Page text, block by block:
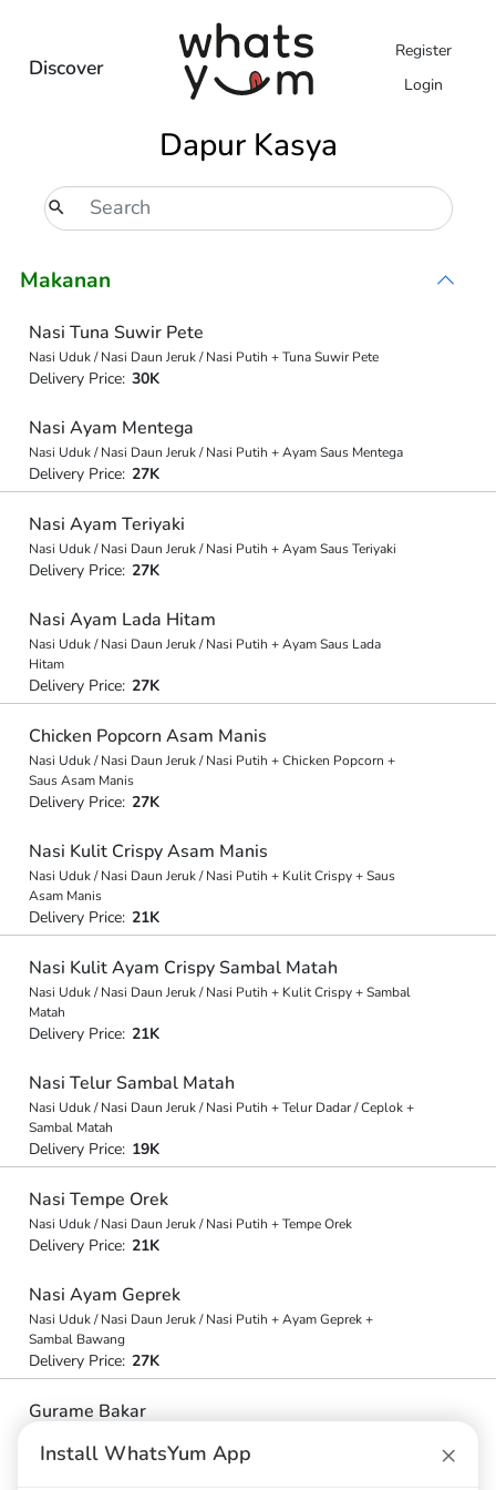
Discover
Register
Login
Dapur Kasya
Makanan
Nasi Tuna Suwir Pete
Nasi Uduk / Nasi Daun Jeruk / Nasi Putih + Tuna Suwir Pete
Delivery Price: 30K
Nasi Ayam Mentega
Nasi Uduk / Nasi Daun Jeruk / Nasi Putih + Ayam Saus Mentega
Delivery Price: 27K
Nasi Ayam Teriyaki
Nasi Uduk / Nasi Daun Jeruk / Nasi Putih + Ayam Saus Teriyaki
Delivery Price: 27K
Nasi Ayam Lada Hitam
Nasi Uduk / Nasi Daun Jeruk / Nasi Putih + Ayam Saus Lada
Hitam
Delivery Price: 27K
Chicken Popcorn Asam Manis
Nasi Uduk / Nasi Daun Jeruk / Nasi Putih + Chicken Popcorn +
Saus Asam Manis
Delivery Price: 27K
Nasi Kulit Crispy Asam Manis
Nasi Uduk / Nasi Daun Jeruk / Nasi Putih + Kulit Crispy + Saus
Asam Manis
Delivery Price: 21K
Nasi Kulit Ayam Crispy Sambal Matah
Nasi Uduk / Nasi Daun Jeruk / Nasi Putih + Kulit Crispy + Sambal
Matah
Delivery Price: 21K
Nasi Telur Sambal Matah
Nasi Uduk / Nasi Daun Jeruk / Nasi Putih + Telur Dadar / Ceplok +
Sambal Matah
Delivery Price: 19K
Nasi Tempe Orek
Nasi Uduk / Nasi Daun Jeruk / Nasi Putih + Tempe Orek
Delivery Price: 21K
Nasi Ayam Geprek
Nasi Uduk / Nasi Daun Jeruk / Nasi Putih + Ayam Geprek +
Sambal Bawang
Delivery Price: 27K
Gurame Bakar
Delivery Price:58K
Install WhatsYum App ×